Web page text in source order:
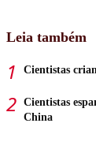
Leia também
Cientistas
Cientistas
China